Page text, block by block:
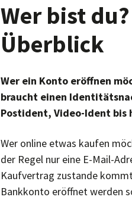
Wer bist
Überblick
Wer ein Konto eröffnen
braucht einen
Postident, Video-Ident bis
Wer online etwas kaufen
der Regel nur eine E-Mail-
Kaufvertrag zustande
Bankkonto eröffnet werden